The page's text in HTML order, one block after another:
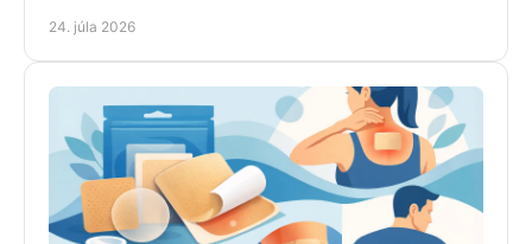
bezpečne.
24. júla 2026